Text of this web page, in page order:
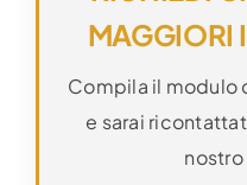
MAGGIORI
Compila il modulo
e sarai